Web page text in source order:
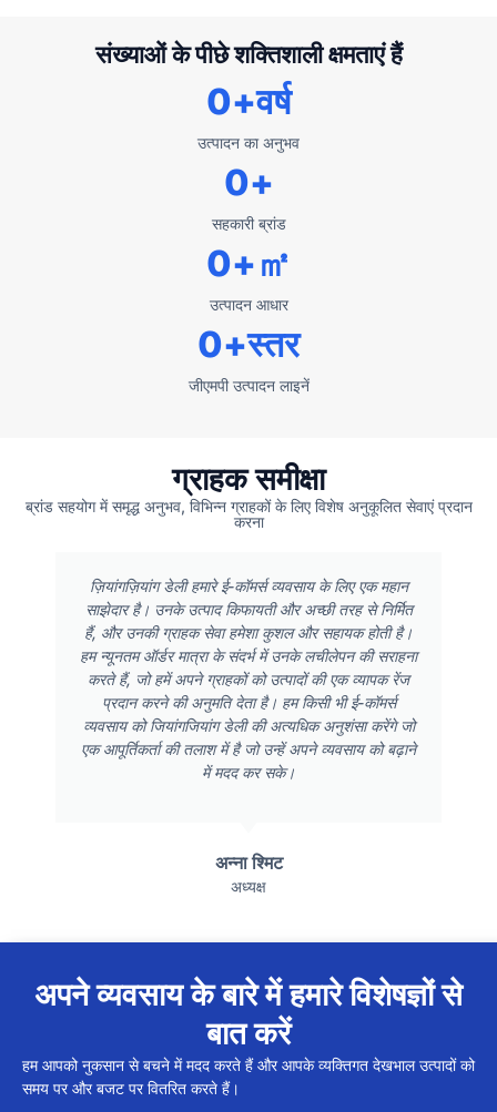
संख्याओं के पीछे शक्तिशाली क्षमताएं हैं
उत्पादन का अनुभव
0+वर्ष
सहकारी ब्रांड
0+
उत्पादन आधार
0+㎡
जीएमपी उत्पादन लाइनें
0+स्तर
ग्राहक समीक्षा
ब्रांड सहयोग में समृद्ध अनुभव, विभिन्न ग्राहकों के लिए विशेष अनुकूलित सेवाएं प्रदान
करना
ज़ियांगज़ियांग डेली हमारे ई-कॉमर्स व्यवसाय के लिए एक महान
साझेदार है। उनके उत्पाद किफायती और अच्छी तरह से निर्मित
हैं, और उनकी ग्राहक सेवा हमेशा कुशल और सहायक होती है।
हम न्यूनतम ऑर्डर मात्रा के संदर्भ में उनके लचीलेपन की सराहना
करते हैं, जो हमें अपने ग्राहकों को उत्पादों की एक व्यापक रेंज
प्रदान करने की अनुमति देता है। हम किसी भी ई-कॉमर्स
व्यवसाय को जियांगजियांग डेली की अत्यधिक अनुशंसा करेंगे जो
एक आपूर्तिकर्ता की तलाश में है जो उन्हें अपने व्यवसाय को बढ़ाने
में मदद कर सके।
अन्ना श्मिट
अध्यक्ष
अपने व्यवसाय के बारे में हमारे विशेषज्ञों से
बात करें
हम आपको नुकसान से बचने में मदद करते हैं और आपके व्यक्तिगत देखभाल उत्पादों को
समय पर और बजट पर वितरित करते हैं।